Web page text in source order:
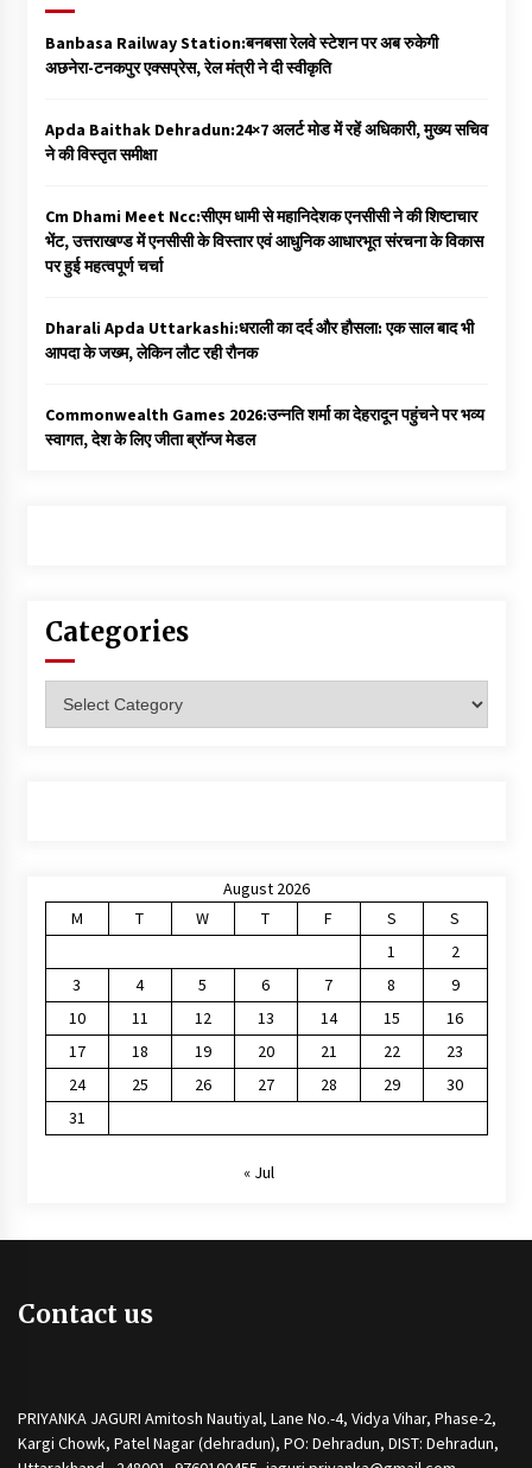
Banbasa Railway Station:बनबसा रेलवे स्टेशन पर अब रुकेगी
अछनेरा-टनकपुर एक्सप्रेस, रेल मंत्री ने दी स्वीकृति
Apda Baithak Dehradun:24×7 अलर्ट मोड में रहें अधिकारी, मुख्य सचिव
ने की विस्तृत समीक्षा
Cm Dhami Meet Ncc:सीएम धामी से महानिदेशक एनसीसी ने की शिष्टाचार
भेंट, उत्तराखण्ड में एनसीसी के विस्तार एवं आधुनिक आधारभूत संरचना के विकास
पर हुई महत्वपूर्ण चर्चा
Dharali Apda Uttarkashi:धराली का दर्द और हौसला: एक साल बाद भी
आपदा के जख्म, लेकिन लौट रही रौनक
Commonwealth Games 2026:उन्नति शर्मा का देहरादून पहुंचने पर भव्य
स्वागत, देश के लिए जीता ब्रॉन्ज मेडल
Categories
August 2026
M
T W T F S
S
1
2
3
4 5 6 7 8
9
10
11 12 13 14 15
16
17
18 19 20 21 22
23
24
25 26 27 28 29
30
31
« Jul
Contact us
PRIYANKA JAGURI Amitosh Nautiyal, Lane No.-4, Vidya Vihar, Phase-2,
Kargi Chowk, Patel Nagar (dehradun), PO: Dehradun, DIST: Dehradun,